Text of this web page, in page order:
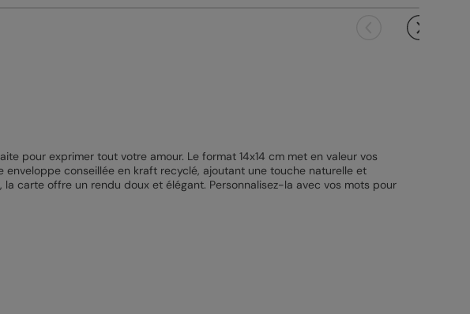
pour exprimer tout votre amour. Le format 14x14 cm met en valeur vos
conseillée en kraft recyclé, ajoutant une touche naturelle et
carte offre un rendu doux et élégant. Personnalisez-la avec vos mots pour